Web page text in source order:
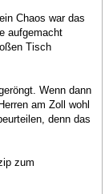
Chaos war das
aufgemacht
Tisch
Wenn dann
am Zoll wohl
denn das
zum